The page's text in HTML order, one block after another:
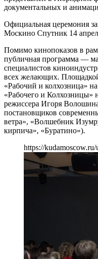
документальных и
Официальная церемония
Москино Спутник 14
Помимо кинопоказов в
публичная программа —
специалистов
всех желающих.
«Рабочий и колхозница»
«Рабочего и Колхозницы»
режиссера Игоря
постановщиков
ветра», «Волшебник
кирпича», «Буратино»).
https://